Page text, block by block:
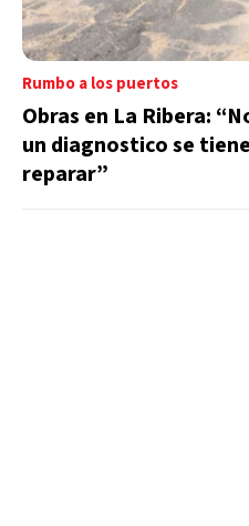
Rumbo a los puertos
Obras en La Ribera:
un diagnostico se
reparar”